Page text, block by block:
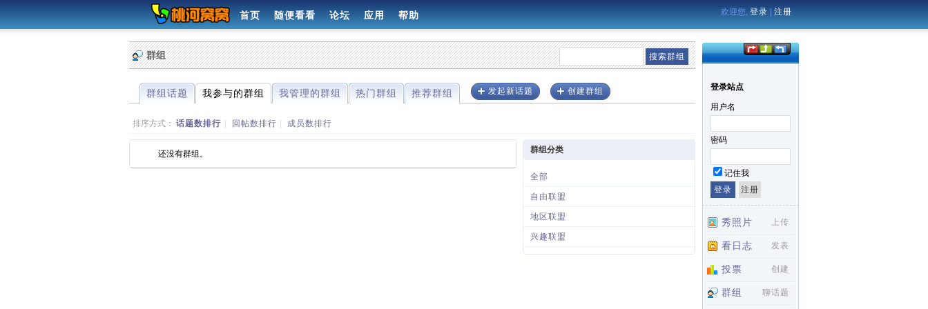
首页 随便看看 论坛 应用 帮助 欢迎您, 登录 注册
群组
群组话题 我参与的群组 我管理的群组 热门群组 推荐群组 发起新话题 创建群组
排序方式： 话题数排行 回帖数排行 成员数排行
还没有群组。 群组分类
全部
自由联盟
地区联盟
兴趣联盟
登录站点
用户名
密码
记住我
秀照片 上传
看日志 发表
投票 创建
群组 聊话题